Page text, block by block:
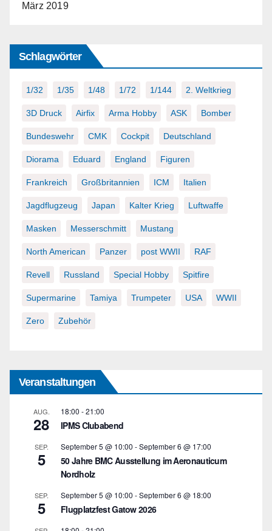
März 2019
Schlagwörter
1/32 1/35 1/48 1/72 1/144 2. Weltkrieg
3D Druck Airfix Arma Hobby ASK Bomber
Bundeswehr CMK Cockpit Deutschland
Diorama Eduard England Figuren
Frankreich Großbritannien ICM Italien
Jagdflugzeug Japan Kalter Krieg Luftwaffe
Masken Messerschmitt Mustang
North American Panzer post WWII RAF
Revell Russland Special Hobby Spitfire
Supermarine Tamiya Trumpeter USA WWII
Zero Zubehör
Veranstaltungen
AUG.
28
18:00 -21:00
IPMS Clubabend
SEP.
5
September 5 @ 10:00 -September 6 @ 17:00
50 Jahre BMC Ausstellung im Aeronauticum
Nordholz
SEP.
5
September 5 @ 10:00 -September 6 @ 18:00
Flugplatzfest Gatow 2026